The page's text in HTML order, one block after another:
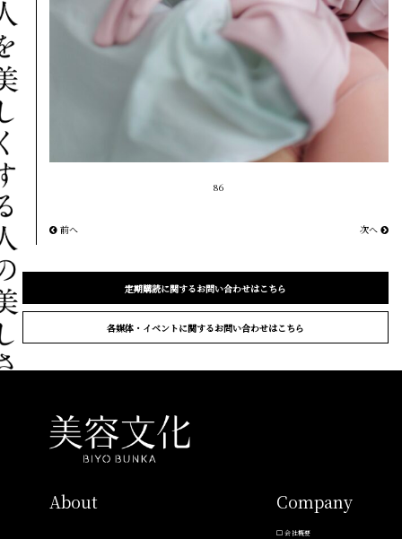
86
前へ 次へ
定期購読に関するお問い合わせはこちら
各媒体・イベントに関するお問い合わせはこちら
About Company
会社概要